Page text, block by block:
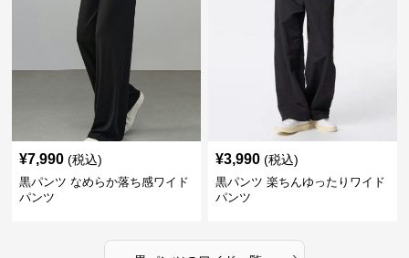
¥7,990 (税込)
黒パンツ なめらか落ち感ワイド
パンツ
¥3,990 (税込)
黒パンツ 楽ちんゆったりワイド
パンツ